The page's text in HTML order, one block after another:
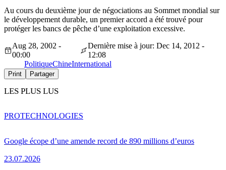
Au cours du deuxième jour de négociations au Sommet mondial sur
le développement durable, un premier accord a été trouvé pour
protéger les bancs de pêche d’une exploitation excessive.
Aug 28, 2002 -
00:00
Dernière mise à jour: Dec 14, 2012 -
12:08
PolitiqueChineInternational
Print Partager
LES PLUS LUS
Google écope d’une amende record de 890 millions d’euros
23.07.2026
PROTECHNOLOGIES